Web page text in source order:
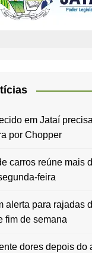
em Jataí
por Chopper
carros reúne mais
feira
alerta para rajadas
fim de semana
dores depois do